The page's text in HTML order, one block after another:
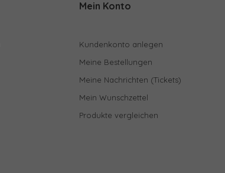
Mein Konto
Kundenkonto anlegen
Meine Bestellungen
Meine Nachrichten (Tickets)
Mein Wunschzettel
Produkte vergleichen